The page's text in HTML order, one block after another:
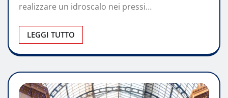
realizzare un idroscalo nei pressi…
LEGGI TUTTO